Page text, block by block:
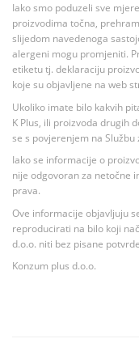
Iako smo poduzeli sve
proizvodima točna,
slijedom navedenoga
alergeni mogu promjeniti.
etiketu tj. deklaraciju
koje su objavljene na web
Ukoliko imate bilo kakvih
K Plus, ili proizvoda drugih
se s povjerenjem na Službu
Iako se informacije o
nije odgovoran za netočne
prava.
Ove informacije objavljuju
reproducirati na bilo koji
d.o.o. niti bez pisane
Konzum plus d.o.o.